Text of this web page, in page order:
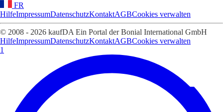
FR
HilfeImpressumDatenschutzKontaktAGBCookies verwalten
© 2008 - 2026 kaufDA Ein Portal der Bonial International GmbH
HilfeImpressumDatenschutzKontaktAGBCookies verwalten
1